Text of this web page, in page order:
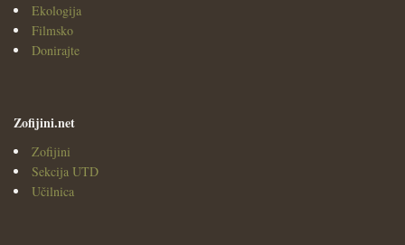
Ekologija
Filmsko
Donirajte
Zofijini.net
Zofijini
Sekcija UTD
Učilnica